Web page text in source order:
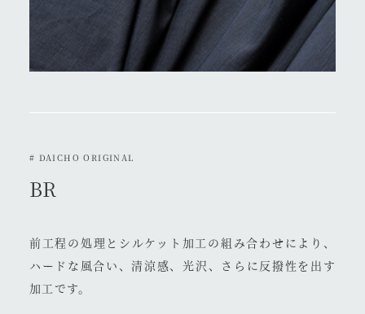
# DAICHO ORIGINAL
BR
前工程の処理とシルケット加工の組み合わせにより、
ハードな風合い、清涼感、光沢、さらに反撥性を出す
加工です。